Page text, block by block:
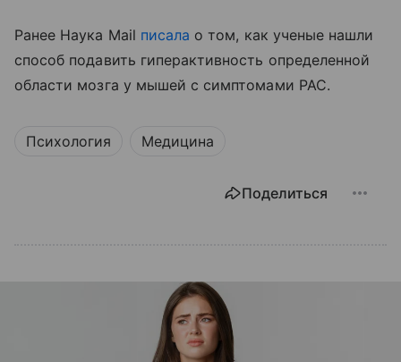
Ранее Наука Mail писала о том, как ученые нашли
способ подавить гиперактивность определенной
области мозга у мышей с симптомами РАС.
Психология Медицина
Поделиться